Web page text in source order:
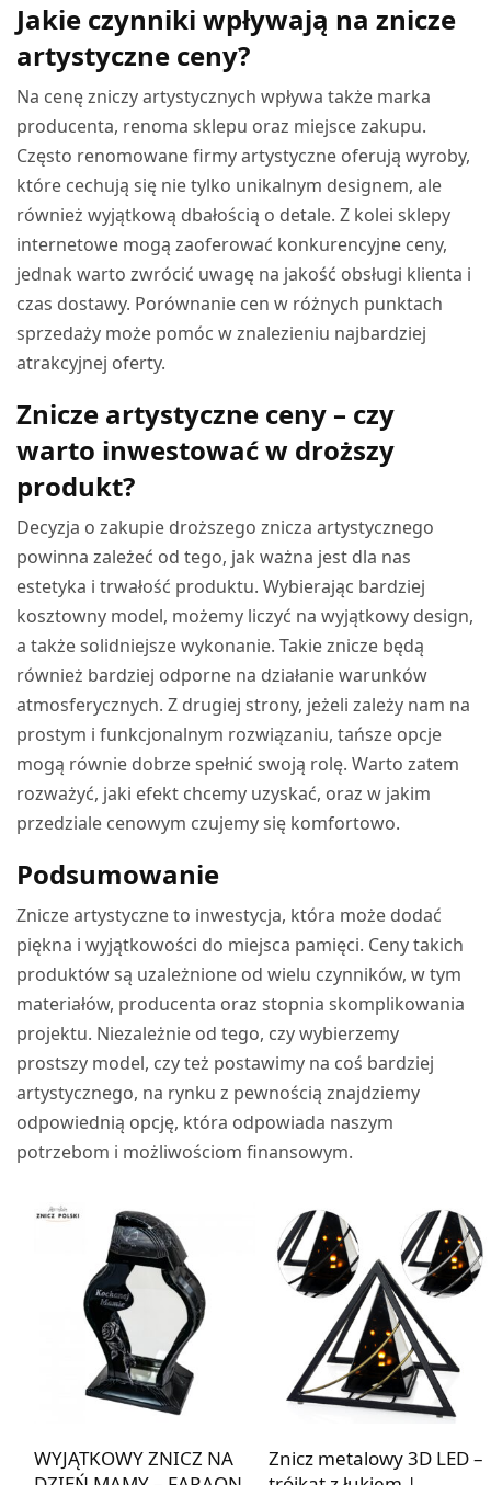
Jakie czynniki wpływają na znicze
artystyczne ceny?
Na cenę zniczy artystycznych wpływa także marka
producenta, renoma sklepu oraz miejsce zakupu.
Często renomowane firmy artystyczne oferują wyroby,
które cechują się nie tylko unikalnym designem, ale
również wyjątkową dbałością o detale. Z kolei sklepy
internetowe mogą zaoferować konkurencyjne ceny,
jednak warto zwrócić uwagę na jakość obsługi klienta i
czas dostawy. Porównanie cen w różnych punktach
sprzedaży może pomóc w znalezieniu najbardziej
atrakcyjnej oferty.
Znicze artystyczne ceny – czy
warto inwestować w droższy
produkt?
Decyzja o zakupie droższego znicza artystycznego
powinna zależeć od tego, jak ważna jest dla nas
estetyka i trwałość produktu. Wybierając bardziej
kosztowny model, możemy liczyć na wyjątkowy design,
a także solidniejsze wykonanie. Takie znicze będą
również bardziej odporne na działanie warunków
atmosferycznych. Z drugiej strony, jeżeli zależy nam na
prostym i funkcjonalnym rozwiązaniu, tańsze opcje
mogą równie dobrze spełnić swoją rolę. Warto zatem
rozważyć, jaki efekt chcemy uzyskać, oraz w jakim
przedziale cenowym czujemy się komfortowo.
Podsumowanie
Znicze artystyczne to inwestycja, która może dodać
piękna i wyjątkowości do miejsca pamięci. Ceny takich
produktów są uzależnione od wielu czynników, w tym
materiałów, producenta oraz stopnia skomplikowania
projektu. Niezależnie od tego, czy wybierzemy
prostszy model, czy też postawimy na coś bardziej
artystycznego, na rynku z pewnością znajdziemy
odpowiednią opcję, która odpowiada naszym
potrzebom i możliwościom finansowym.
WYJĄTKOWY ZNICZ NA
Znicz metalowy 3D LED –